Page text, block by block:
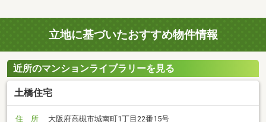
立地に基づいたおすすめ物件情報
近所のマンションライブラリーを見る
土橋住宅
住 所 大阪府高槻市城南町1丁目22番15号